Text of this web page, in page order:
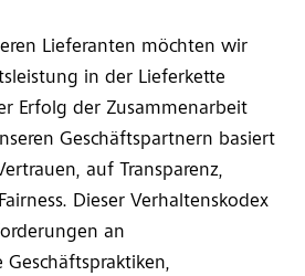
Lieferanten möchten wir
in der Lieferkette
Erfolg der Zusammenarbeit
Geschäftspartnern basiert
auf Transparenz,
Dieser Verhaltenskodex
an